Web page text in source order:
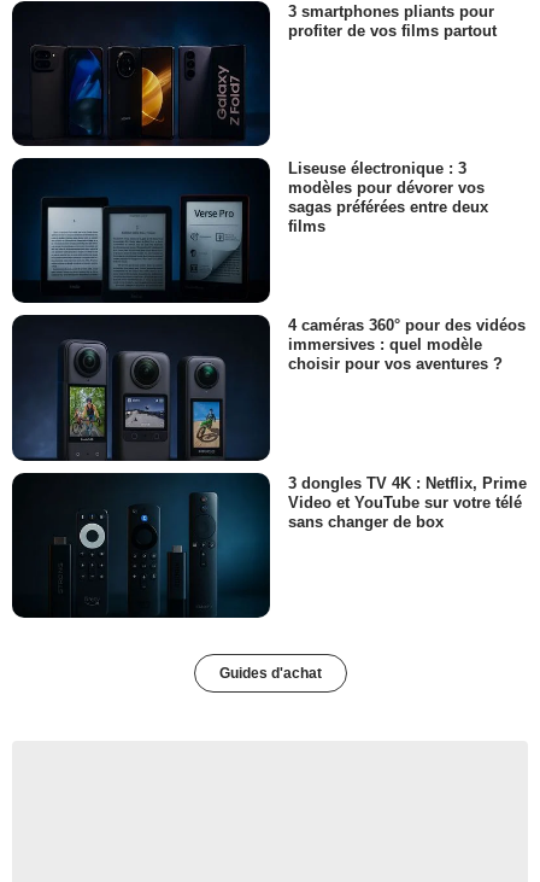
3 smartphones pliants pour
profiter de vos films partout
Liseuse électronique : 3
modèles pour dévorer vos
sagas préférées entre deux
films
4 caméras 360° pour des vidéos
immersives : quel modèle
choisir pour vos aventures ?
3 dongles TV 4K : Netflix, Prime
Video et YouTube sur votre télé
sans changer de box
Guides d'achat